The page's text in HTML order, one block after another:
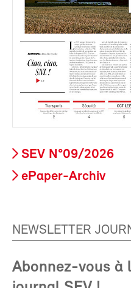
SEV N°09/2026
ePaper-Archiv
NEWSLETTER
Abonnez-vous à